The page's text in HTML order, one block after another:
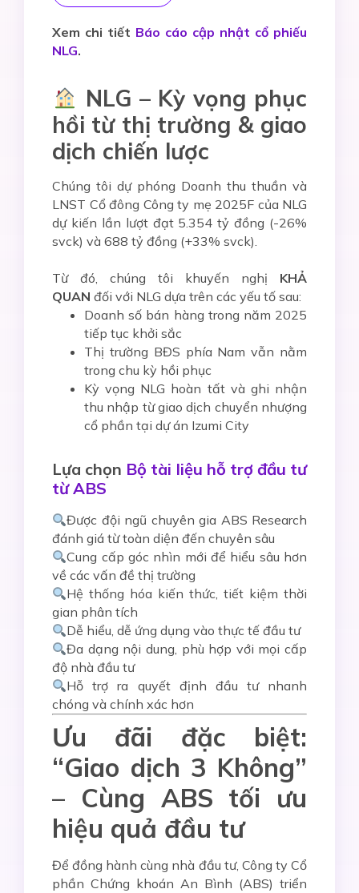
Xem chi tiết Báo cáo cập nhật cổ phiếu
NLG.
NLG – Kỳ vọng phục
hồi từ thị trường & giao
dịch chiến lược
Chúng tôi dự phóng Doanh thu thuần và
LNST Cổ đông Công ty mẹ 2025F của NLG
dự kiến lần lượt đạt 5.354 tỷ đồng (-26%
svck) và 688 tỷ đồng (+33% svck).
Từ đó, chúng tôi khuyến nghị KHẢ
QUAN đối với NLG dựa trên các yếu tố sau:
Doanh số bán hàng trong năm 2025
tiếp tục khởi sắc
Thị trường BĐS phía Nam vẫn nằm
trong chu kỳ hồi phục
Kỳ vọng NLG hoàn tất và ghi nhận
thu nhập từ giao dịch chuyển nhượng
cổ phần tại dự án Izumi City
Lựa chọn Bộ tài liệu hỗ trợ đầu tư
từ ABS
Được đội ngũ chuyên gia ABS Research
đánh giá từ toàn diện đến chuyên sâu
Cung cấp góc nhìn mới để hiểu sâu hơn
về các vấn đề thị trường
Hệ thống hóa kiến thức, tiết kiệm thời
gian phân tích
Dễ hiểu, dễ ứng dụng vào thực tế đầu tư
Đa dạng nội dung, phù hợp với mọi cấp
độ nhà đầu tư
Hỗ trợ ra quyết định đầu tư nhanh
chóng và chính xác hơn
Ưu đãi đặc biệt:
“Giao dịch 3 Không”
– Cùng ABS tối ưu
hiệu quả đầu tư
Để đồng hành cùng nhà đầu tư, Công ty Cổ
phần Chứng khoán An Bình (ABS) triển